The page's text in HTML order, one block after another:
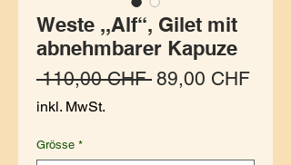
Weste ,,Alf“, Gilet mit
abnehmbarer Kapuze
110,00 CHF Standardpreis
89,00 CHF
inkl. MwSt.
Grösse *